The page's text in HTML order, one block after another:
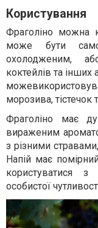
Користування
Фраголіно можна
може бути
охолодженим,
коктейлів та інших
морозива, тістечок
Фраголіно має
вираженим
з різними
Напій має
користуватися
особистої